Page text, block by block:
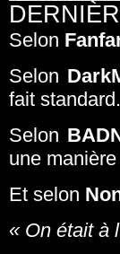
Selon
Selon
fait standard.
Selon
une
Et selon
« On était à